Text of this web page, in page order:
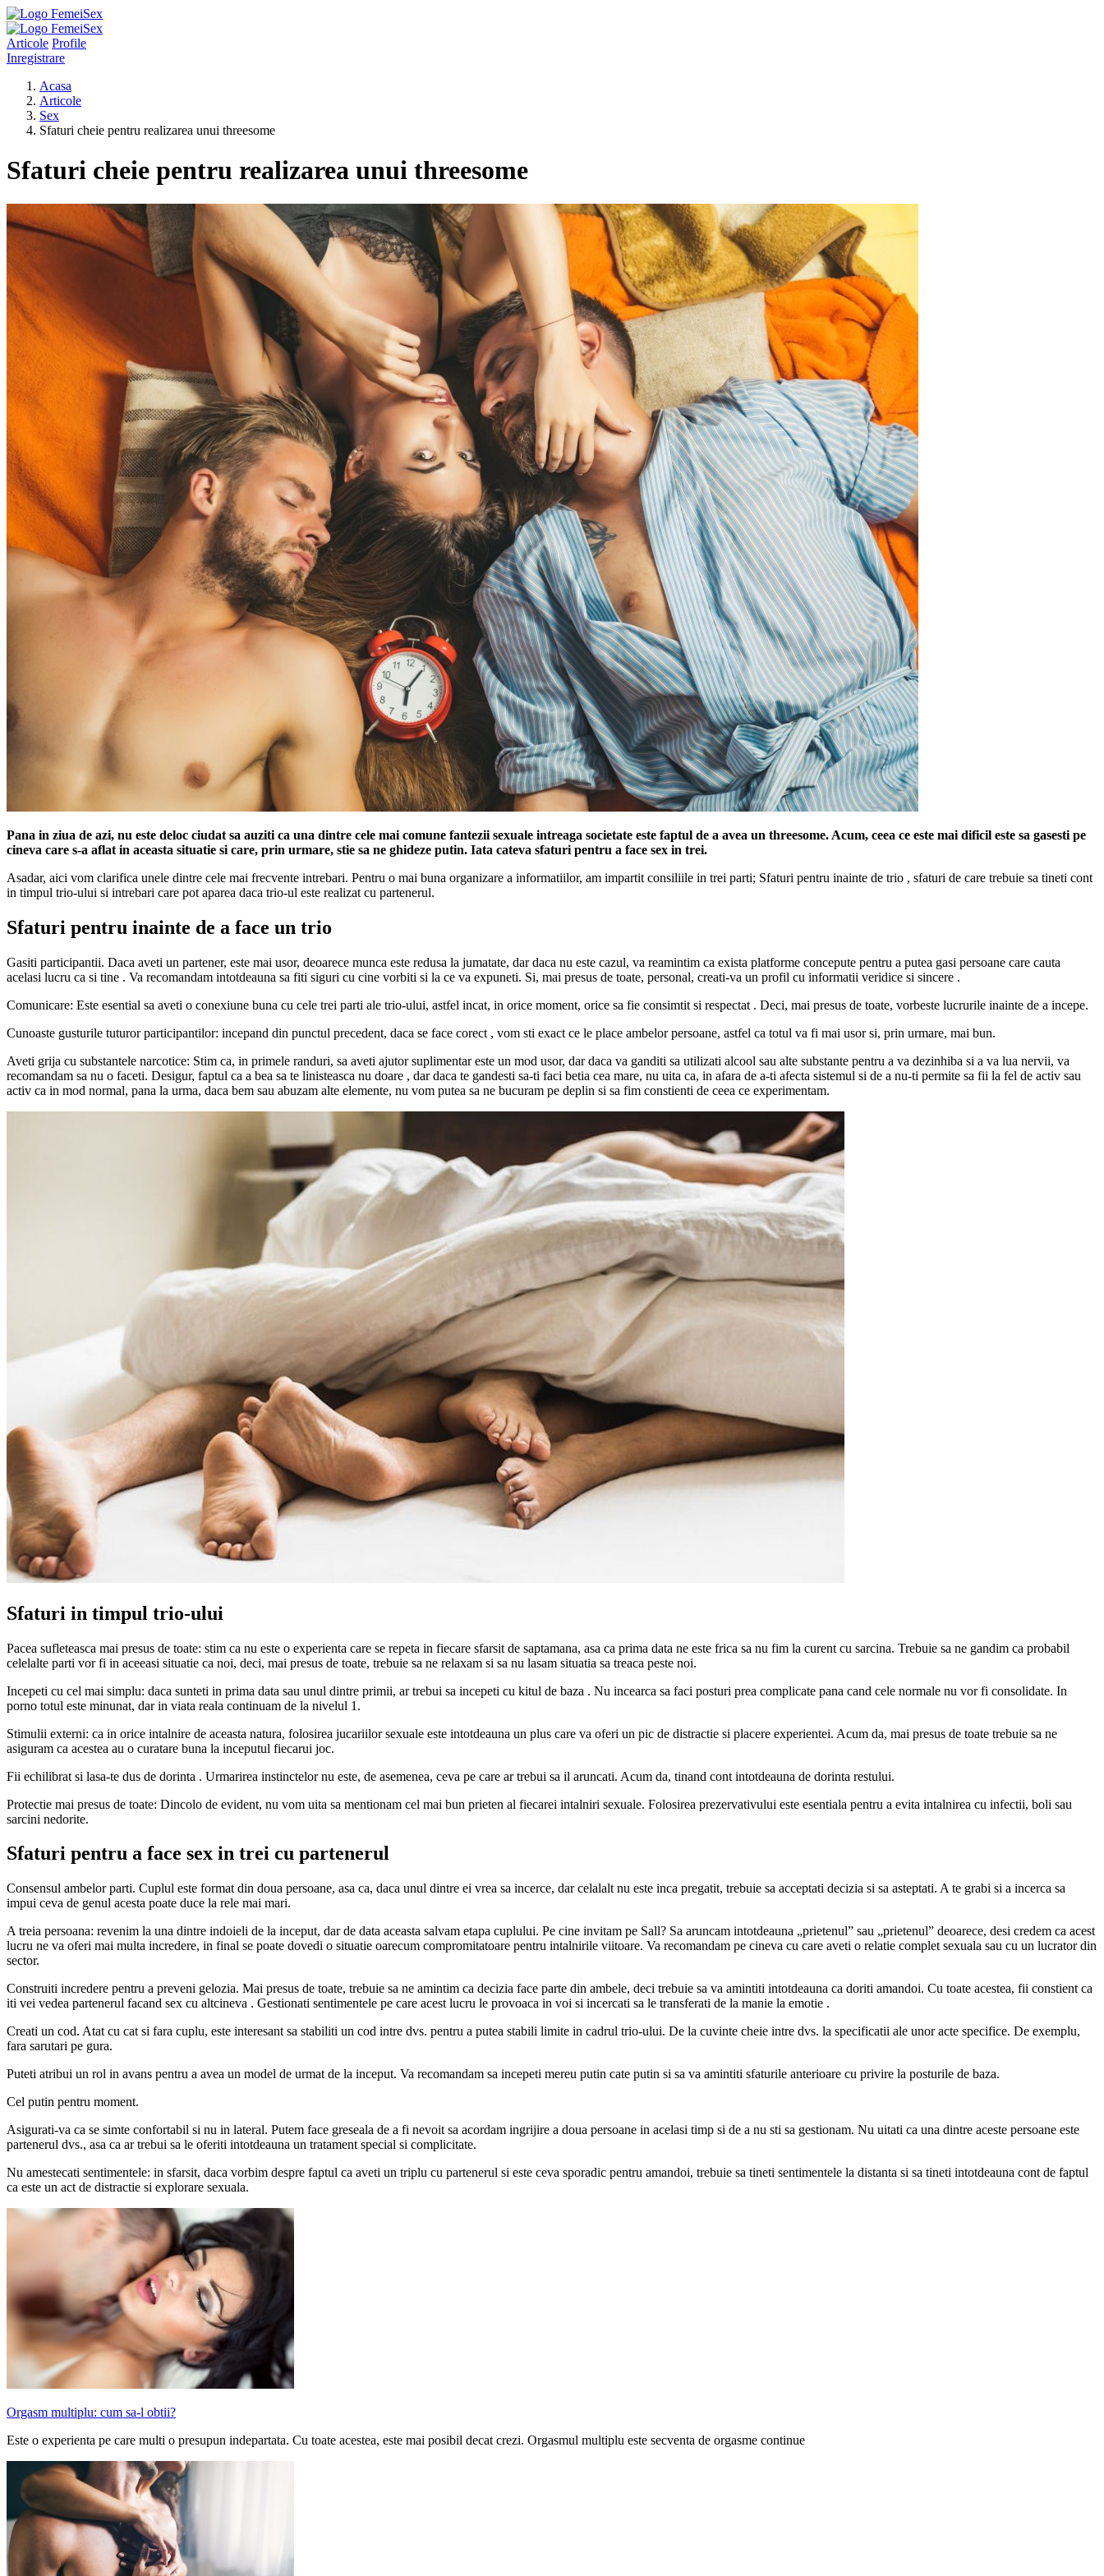
Articole Profile
Inregistrare
Acasa
Articole
Sex
Sfaturi cheie pentru realizarea unui threesome
Sfaturi cheie pentru realizarea unui threesome
Pana in ziua de azi, nu este deloc ciudat sa auziti ca una dintre cele mai comune fantezii sexuale intreaga societate este faptul de a avea un threesome. Acum, ceea ce este mai dificil este sa gasesti pe
cineva care s-a aflat in aceasta situatie si care, prin urmare, stie sa ne ghideze putin. Iata cateva sfaturi pentru a face sex in trei.
Asadar, aici vom clarifica unele dintre cele mai frecvente intrebari. Pentru o mai buna organizare a informatiilor, am impartit consiliile in trei parti; Sfaturi pentru inainte de trio , sfaturi de care trebuie sa tineti cont
in timpul trio-ului si intrebari care pot aparea daca trio-ul este realizat cu partenerul.
Sfaturi pentru inainte de a face un trio
Gasiti participantii. Daca aveti un partener, este mai usor, deoarece munca este redusa la jumatate, dar daca nu este cazul, va reamintim ca exista platforme concepute pentru a putea gasi persoane care cauta
acelasi lucru ca si tine . Va recomandam intotdeauna sa fiti siguri cu cine vorbiti si la ce va expuneti. Si, mai presus de toate, personal, creati-va un profil cu informatii veridice si sincere .
Comunicare: Este esential sa aveti o conexiune buna cu cele trei parti ale trio-ului, astfel incat, in orice moment, orice sa fie consimtit si respectat . Deci, mai presus de toate, vorbeste lucrurile inainte de a incepe.
Cunoaste gusturile tuturor participantilor: incepand din punctul precedent, daca se face corect , vom sti exact ce le place ambelor persoane, astfel ca totul va fi mai usor si, prin urmare, mai bun.
Aveti grija cu substantele narcotice: Stim ca, in primele randuri, sa aveti ajutor suplimentar este un mod usor, dar daca va ganditi sa utilizati alcool sau alte substante pentru a va dezinhiba si a va lua nervii, va
recomandam sa nu o faceti. Desigur, faptul ca a bea sa te linisteasca nu doare , dar daca te gandesti sa-ti faci betia cea mare, nu uita ca, in afara de a-ti afecta sistemul si de a nu-ti permite sa fii la fel de activ sau
activ ca in mod normal, pana la urma, daca bem sau abuzam alte elemente, nu vom putea sa ne bucuram pe deplin si sa fim constienti de ceea ce experimentam.
Sfaturi in timpul trio-ului
Pacea sufleteasca mai presus de toate: stim ca nu este o experienta care se repeta in fiecare sfarsit de saptamana, asa ca prima data ne este frica sa nu fim la curent cu sarcina. Trebuie sa ne gandim ca probabil
celelalte parti vor fi in aceeasi situatie ca noi, deci, mai presus de toate, trebuie sa ne relaxam si sa nu lasam situatia sa treaca peste noi.
Incepeti cu cel mai simplu: daca sunteti in prima data sau unul dintre primii, ar trebui sa incepeti cu kitul de baza . Nu incearca sa faci posturi prea complicate pana cand cele normale nu vor fi consolidate. In
porno totul este minunat, dar in viata reala continuam de la nivelul 1.
Stimulii externi: ca in orice intalnire de aceasta natura, folosirea jucariilor sexuale este intotdeauna un plus care va oferi un pic de distractie si placere experientei. Acum da, mai presus de toate trebuie sa ne
asiguram ca acestea au o curatare buna la inceputul fiecarui joc.
Fii echilibrat si lasa-te dus de dorinta . Urmarirea instinctelor nu este, de asemenea, ceva pe care ar trebui sa il aruncati. Acum da, tinand cont intotdeauna de dorinta restului.
Protectie mai presus de toate: Dincolo de evident, nu vom uita sa mentionam cel mai bun prieten al fiecarei intalniri sexuale. Folosirea prezervativului este esentiala pentru a evita intalnirea cu infectii, boli sau
sarcini nedorite.
Sfaturi pentru a face sex in trei cu partenerul
Consensul ambelor parti. Cuplul este format din doua persoane, asa ca, daca unul dintre ei vrea sa incerce, dar celalalt nu este inca pregatit, trebuie sa acceptati decizia si sa asteptati. A te grabi si a incerca sa
impui ceva de genul acesta poate duce la rele mai mari.
A treia persoana: revenim la una dintre indoieli de la inceput, dar de data aceasta salvam etapa cuplului. Pe cine invitam pe Sall? Sa aruncam intotdeauna „prietenul” sau „prietenul” deoarece, desi credem ca acest
lucru ne va oferi mai multa incredere, in final se poate dovedi o situatie oarecum compromitatoare pentru intalnirile viitoare. Va recomandam pe cineva cu care aveti o relatie complet sexuala sau cu un lucrator din
sector.
Construiti incredere pentru a preveni gelozia. Mai presus de toate, trebuie sa ne amintim ca decizia face parte din ambele, deci trebuie sa va amintiti intotdeauna ca doriti amandoi. Cu toate acestea, fii constient ca
iti vei vedea partenerul facand sex cu altcineva . Gestionati sentimentele pe care acest lucru le provoaca in voi si incercati sa le transferati de la manie la emotie .
Creati un cod. Atat cu cat si fara cuplu, este interesant sa stabiliti un cod intre dvs. pentru a putea stabili limite in cadrul trio-ului. De la cuvinte cheie intre dvs. la specificatii ale unor acte specifice. De exemplu,
fara sarutari pe gura.
Puteti atribui un rol in avans pentru a avea un model de urmat de la inceput. Va recomandam sa incepeti mereu putin cate putin si sa va amintiti sfaturile anterioare cu privire la posturile de baza.
Cel putin pentru moment.
Asigurati-va ca se simte confortabil si nu in lateral. Putem face greseala de a fi nevoit sa acordam ingrijire a doua persoane in acelasi timp si de a nu sti sa gestionam. Nu uitati ca una dintre aceste persoane este
partenerul dvs., asa ca ar trebui sa le oferiti intotdeauna un tratament special si complicitate.
Nu amestecati sentimentele: in sfarsit, daca vorbim despre faptul ca aveti un triplu cu partenerul si este ceva sporadic pentru amandoi, trebuie sa tineti sentimentele la distanta si sa tineti intotdeauna cont de faptul
ca este un act de distractie si explorare sexuala.
Orgasm multiplu: cum sa-l obtii?
Este o experienta pe care multi o presupun indepartata. Cu toate acestea, este mai posibil decat crezi. Orgasmul multiplu este secventa de orgasme continue